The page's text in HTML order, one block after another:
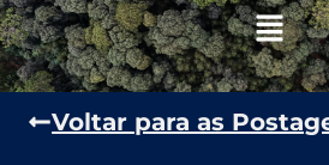
Voltar para as